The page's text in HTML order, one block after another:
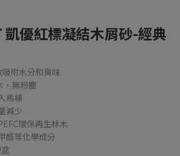
凱優紅標凝結木屑砂-經典
附水分和臭味
無粉塵
馬桶
減少
環保再生林木
醛等化學成分